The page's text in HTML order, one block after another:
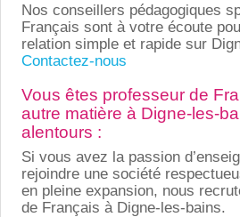
Nos conseillers pédagogiques
Français sont à votre écoute
relation simple et rapide sur
Contactez-nous
Vous êtes professeur de
autre matière à Digne-les-
alentours :
Si vous avez la passion
rejoindre une société
en pleine expansion, nous
de Français à Digne-les-bains.